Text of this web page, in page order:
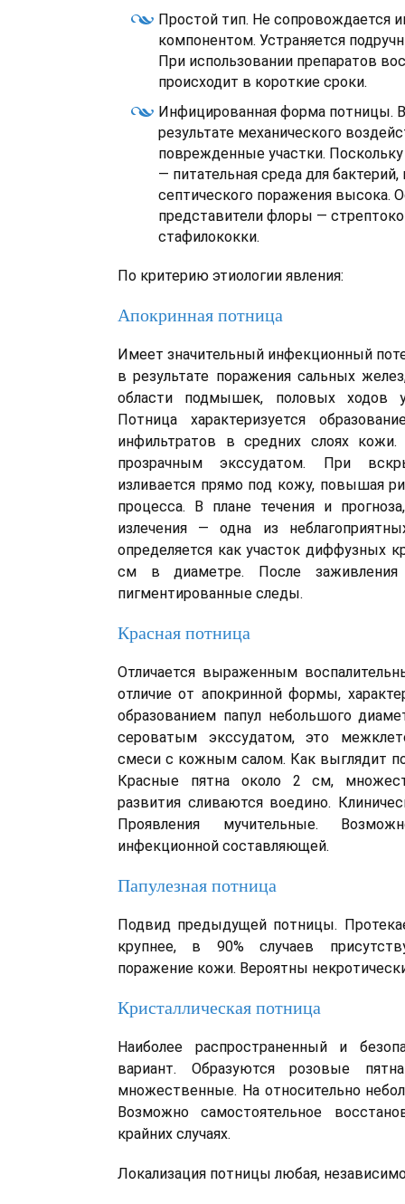
Простой тип. Не сопровождается
компонентом. Устраняется
При использовании препаратов
происходит в короткие сроки.
Инфицированная форма потницы.
результате механического
поврежденные участки.
— питательная среда для
септического поражения высока.
представители флоры —
стафилококки.
По критерию этиологии явления:
Апокринная потница
Имеет значительный инфекционный
в результате поражения сальных
области подмышек, половых ходов
Потница характеризуется
инфильтратов в средних слоях
прозрачным экссудатом. При
изливается прямо под кожу, повышая
процесса. В плане течения и
излечения — одна из
определяется как участок диффузных
см в диаметре. После заживления
пигментированные следы.
Красная потница
Отличается выраженным
отличие от апокринной формы,
образованием папул небольшого
сероватым экссудатом, это
смеси с кожным салом. Как выглядит
Красные пятна около 2 см,
развития сливаются воедино.
Проявления мучительные.
инфекционной составляющей.
Папулезная потница
Подвид предыдущей потницы.
крупнее, в 90% случаев
поражение кожи. Вероятны
Кристаллическая потница
Наиболее распространенный и
вариант. Образуются розовые
множественные. На относительно
Возможно самостоятельное
крайних случаях.
Локализация потницы любая,